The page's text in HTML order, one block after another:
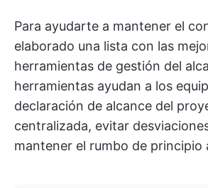
Para ayudarte a mantener el
elaborado una lista con las
herramientas de gestión del
herramientas ayudan a los
declaración de alcance del
centralizada, evitar
mantener el rumbo de principio